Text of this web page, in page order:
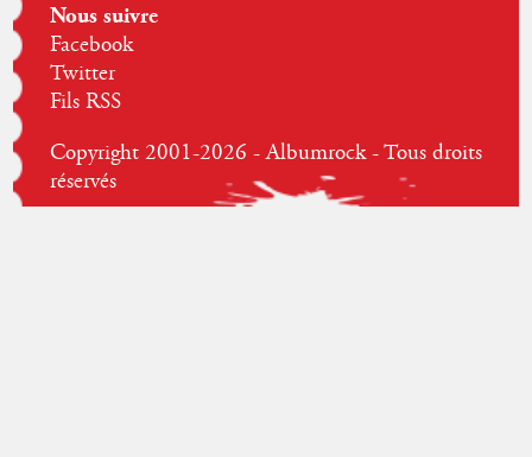
Nous suivre
Facebook
Twitter
Fils RSS
Copyright 2001-2026 - Albumrock - Tous droits
réservés